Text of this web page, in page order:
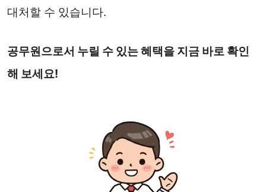
대처할 수 있습니다.
공무원으로서 누릴 수 있는 혜택을 지금 바로 확인
해 보세요!